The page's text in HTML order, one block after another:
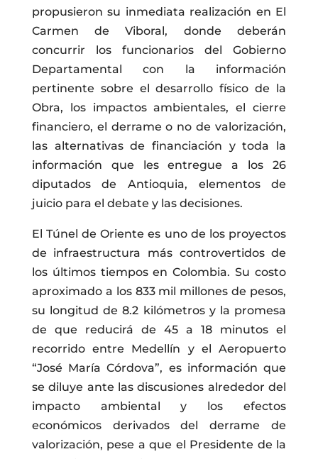
propusieron su inmediata realización en El
Carmen de Viboral, donde deberán
concurrir los funcionarios del Gobierno
Departamental con la información
pertinente sobre el desarrollo físico de la
Obra, los impactos ambientales, el cierre
financiero, el derrame o no de valorización,
las alternativas de financiación y toda la
información que les entregue a los 26
diputados de Antioquia, elementos de
juicio para el debate y las decisiones.
El Túnel de Oriente es uno de los proyectos
de infraestructura más controvertidos de
los últimos tiempos en Colombia. Su costo
aproximado a los 833 mil millones de pesos,
su longitud de 8.2 kilómetros y la promesa
de que reducirá de 45 a 18 minutos el
recorrido entre Medellín y el Aeropuerto
“José María Córdova”, es información que
se diluye ante las discusiones alrededor del
impacto ambiental y los efectos
económicos derivados del derrame de
valorización, pese a que el Presidente de la